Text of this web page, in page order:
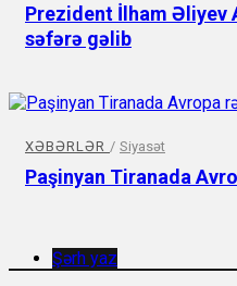
Prezident İlham Əliyev
səfərə gəlib
XƏBƏRLƏR / Siyasət
Paşinyan Tiranada
Şərh yaz